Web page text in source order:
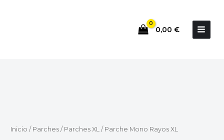
0,00 €
Inicio / Parches / Parches XL / Parche Mono Rayos XL